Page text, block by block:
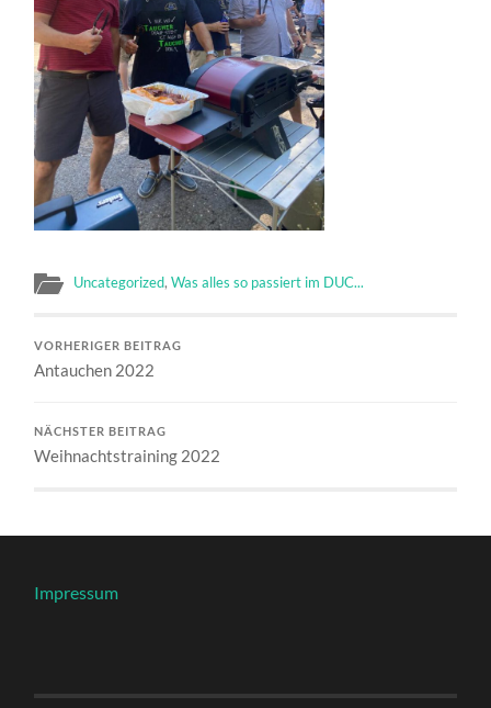
Uncategorized,Was alles so passiert im DUC...
VORHERIGER BEITRAG
Antauchen 2022
NÄCHSTER BEITRAG
Weihnachtstraining 2022
Impressum